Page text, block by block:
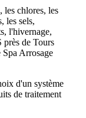
les chlores, les
les sels,
l'hivernage,
de Tours
Arrosage
d'un système
de traitement